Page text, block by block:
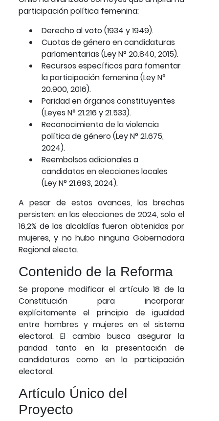
participación política femenina:
Derecho al voto (1934 y 1949).
Cuotas de género en candidaturas
parlamentarias (Ley N° 20.840, 2015).
Recursos específicos para fomentar
la participación femenina (Ley N°
20.900, 2016).
Paridad en órganos constituyentes
(Leyes N° 21.216 y 21.533).
Reconocimiento de la violencia
política de género (Ley N° 21.675,
2024).
Reembolsos adicionales a
candidatas en elecciones locales
(Ley N° 21.693, 2024).
A pesar de estos avances, las brechas
persisten: en las elecciones de 2024, solo el
16,2% de las alcaldías fueron obtenidas por
mujeres, y no hubo ninguna Gobernadora
Regional electa.
Contenido de la Reforma
Se propone modificar el artículo 18 de la
Constitución para incorporar
explícitamente el principio de igualdad
entre hombres y mujeres en el sistema
electoral. El cambio busca asegurar la
paridad tanto en la presentación de
candidaturas como en la participación
electoral.
Artículo Único del
Proyecto